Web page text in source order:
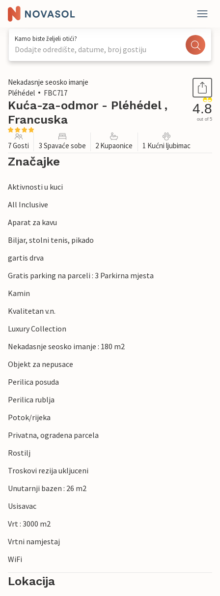
Kamo biste željeli otići?
Dodajte odredište, datume, broj gostiju
1 / 31
Nekadasnje seosko imanje
Pléhédel
FBC717
Kuća-za-odmor - Pléhédel ,
Francuska
4.8
out of 5
7 Gosti 3 Spavaće sobe 2 Kupaonice 1 Kućni ljubimac
Značajke
Aktivnosti u kuci
All Inclusive
Aparat za kavu
Biljar, stolni tenis, pikado
gartis drva
Gratis parking na parceli : 3 Parkirna mjesta
Kamin
Kvalitetan v.n.
Luxury Collection
Nekadasnje seosko imanje : 180 m2
Objekt za nepusace
Perilica posuda
Perilica rublja
Potok/rijeka
Privatna, ogradena parcela
Rostilj
Troskovi rezija ukljuceni
Unutarnji bazen : 26 m2
Usisavac
Vrt : 3000 m2
Vrtni namjestaj
WiFi
Lokacija